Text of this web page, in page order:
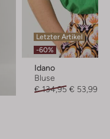
Letzter Artikel
-60%
Idano
Bluse
€ 134,95 € 53,99